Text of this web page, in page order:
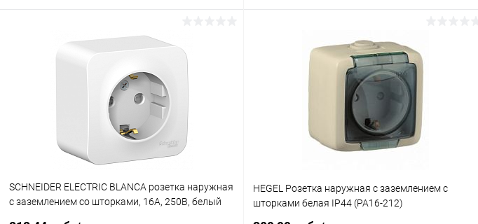
В корзину
К сравнению
В наличии
В корзину
К сравнению
В наличии
SCHNEIDER ELECTRIC BLANCA розетка наружная
с заземлением со шторками, 16А, 250В, белый
HEGEL Розетка наружная с заземлением с
шторками белая IP44 (РА16-212)